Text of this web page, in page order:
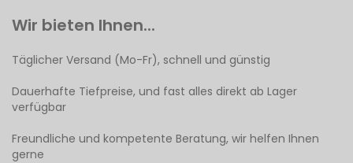
Wir bieten Ihnen...
Täglicher Versand (Mo-Fr), schnell und günstig
Dauerhafte Tiefpreise, und fast alles direkt ab Lager
verfügbar
Freundliche und kompetente Beratung, wir helfen Ihnen
gerne